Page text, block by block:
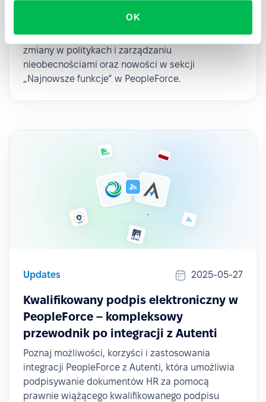
OK
nieobecnościami w 2025 roku
Pierwsze pół 2025 za nami! Sprawdź kluczowe
zmiany w politykach i zarządzaniu
nieobecnościami oraz nowości w sekcji
„Najnowsze funkcje” w PeopleForce.
Updates 2025-05-27
Kwalifikowany podpis elektroniczny w
PeopleForce – kompleksowy
przewodnik po integracji z Autenti
Poznaj możliwości, korzyści i zastosowania
integracji PeopleForce z Autenti, która umożliwia
podpisywanie dokumentów HR za pomocą
prawnie wiążącego kwalifikowanego podpisu